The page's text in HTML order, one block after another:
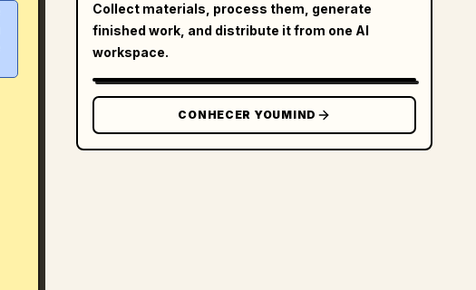
Collect materials, process them, generate
finished work, and distribute it from one AI
workspace.
CONHECER YOUMIND